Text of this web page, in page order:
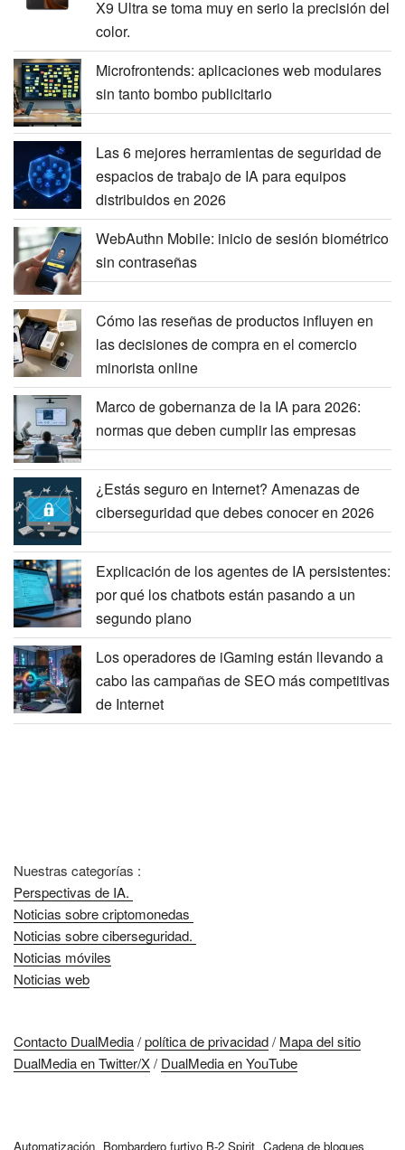
X9 Ultra se toma muy en serio la precisión del
color.
Microfrontends: aplicaciones web modulares
sin tanto bombo publicitario
Las 6 mejores herramientas de seguridad de
espacios de trabajo de IA para equipos
distribuidos en 2026
WebAuthn Mobile: inicio de sesión biométrico
sin contraseñas
Cómo las reseñas de productos influyen en
las decisiones de compra en el comercio
minorista online
Marco de gobernanza de la IA para 2026:
normas que deben cumplir las empresas
¿Estás seguro en Internet? Amenazas de
ciberseguridad que debes conocer en 2026
Explicación de los agentes de IA persistentes:
por qué los chatbots están pasando a un
segundo plano
Los operadores de iGaming están llevando a
cabo las campañas de SEO más competitivas
de Internet
Nuestras categorías :
Perspectivas de IA.
Noticias sobre criptomonedas
Noticias sobre ciberseguridad.
Noticias móviles
Noticias web
Contacto DualMedia/política de privacidad/ Mapa del sitio
DualMedia en Twitter/X/ DualMedia en YouTube
Automatización Bombardero furtivo B-2 Spirit Cadena de bloques